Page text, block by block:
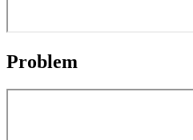
Problem